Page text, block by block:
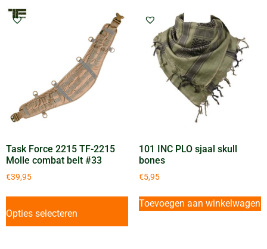
Task Force 2215 TF-2215
Molle combat belt #33
€39,95
Opties selecteren
101 INC PLO sjaal skull
bones
€5,95
Toevoegen aan winkelwagen